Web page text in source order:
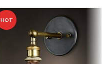
HOT